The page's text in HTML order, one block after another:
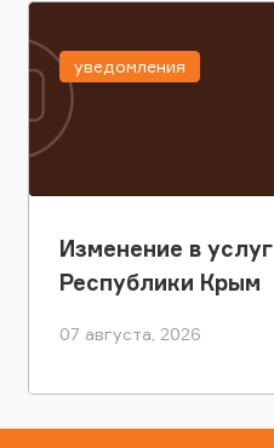
Изменение в
Республики Крым
07 августа, 2026
уведомления